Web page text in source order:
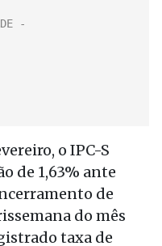
o IPC-S
de 1,63% ante
de
do mês
taxa de